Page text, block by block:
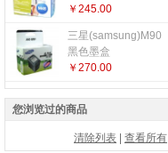
￥245.00
三星(samsung)M90
黑色墨盒
￥270.00
您浏览过的商品
清除列表 查看所有